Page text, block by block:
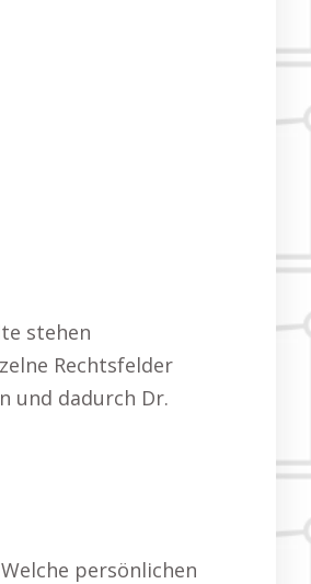
stehen
Rechtsfelder
und dadurch Dr.
persönlichen